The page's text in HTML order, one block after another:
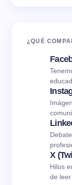
¿QUÉ
X
Hilos
de leer